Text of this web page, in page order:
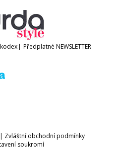
| Předplatné NEWSLETTER
| Zvláštní obchodní podmínky
soukromí